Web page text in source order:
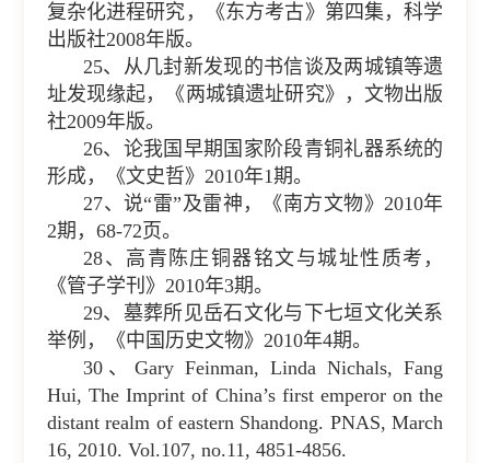
复杂化进程研究，《东方考古》第四集，科学
出版社2008年版。
25、从几封新发现的书信谈及两城镇等遗
址发现缘起，《两城镇遗址研究》，文物出版
社2009年版。
26、论我国早期国家阶段青铜礼器系统的
形成，《文史哲》2010年1期。
27、说“雷”及雷神，《南方文物》2010年
2期，68-72页。
28、高青陈庄铜器铭文与城址性质考，
《管子学刊》2010年3期。
29、墓葬所见岳石文化与下七垣文化关系
举例，《中国历史文物》2010年4期。
30、Gary Feinman, Linda Nichals, Fang
Hui, The Imprint of China’s first emperor on the
distant realm of eastern Shandong. PNAS, March
16, 2010. Vol.107, no.11, 4851-4856.